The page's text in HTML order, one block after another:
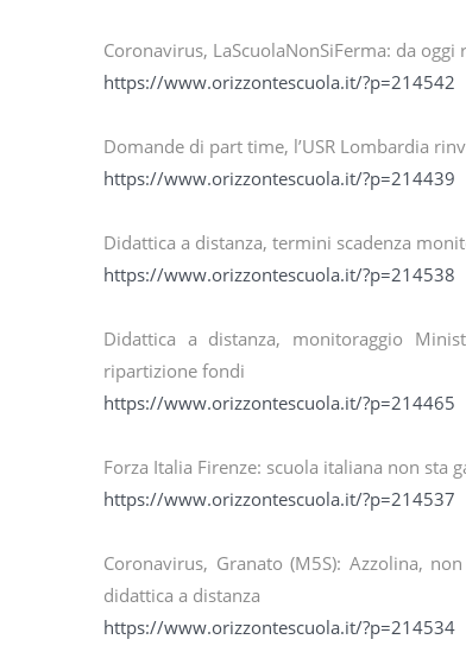
Coronavirus, LaScuolaNonSiFerma: da
https://www.orizzontescuola.it/?p=214542
Domande di part time, l’USR Lombardia
https://www.orizzontescuola.it/?p=214439
Didattica a distanza, termini scadenza
https://www.orizzontescuola.it/?p=214538
Didattica a distanza, monitoraggio
ripartizione fondi
https://www.orizzontescuola.it/?p=214465
Forza Italia Firenze: scuola italiana non sta
https://www.orizzontescuola.it/?p=214537
Coronavirus, Granato (M5S): Azzolina,
didattica a distanza
https://www.orizzontescuola.it/?p=214534